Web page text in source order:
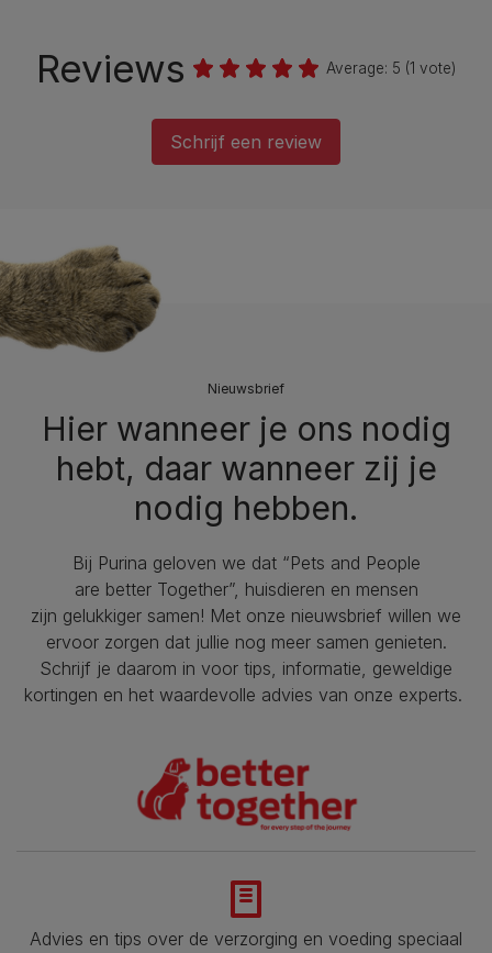
Reviews Average: 5 (1 vote)
Schrijf een review
Nieuwsbrief
Hier wanneer je ons nodig
hebt, daar wanneer zij je
nodig hebben.
Bij Purina geloven we dat “Pets and People
are better Together”, huisdieren en mensen
zijn gelukkiger samen! Met onze nieuwsbrief willen we
ervoor zorgen dat jullie nog meer samen genieten.
Schrijf je daarom in voor tips, informatie, geweldige
kortingen en het waardevolle advies van onze experts.
Advies en tips over de verzorging en voeding speciaal